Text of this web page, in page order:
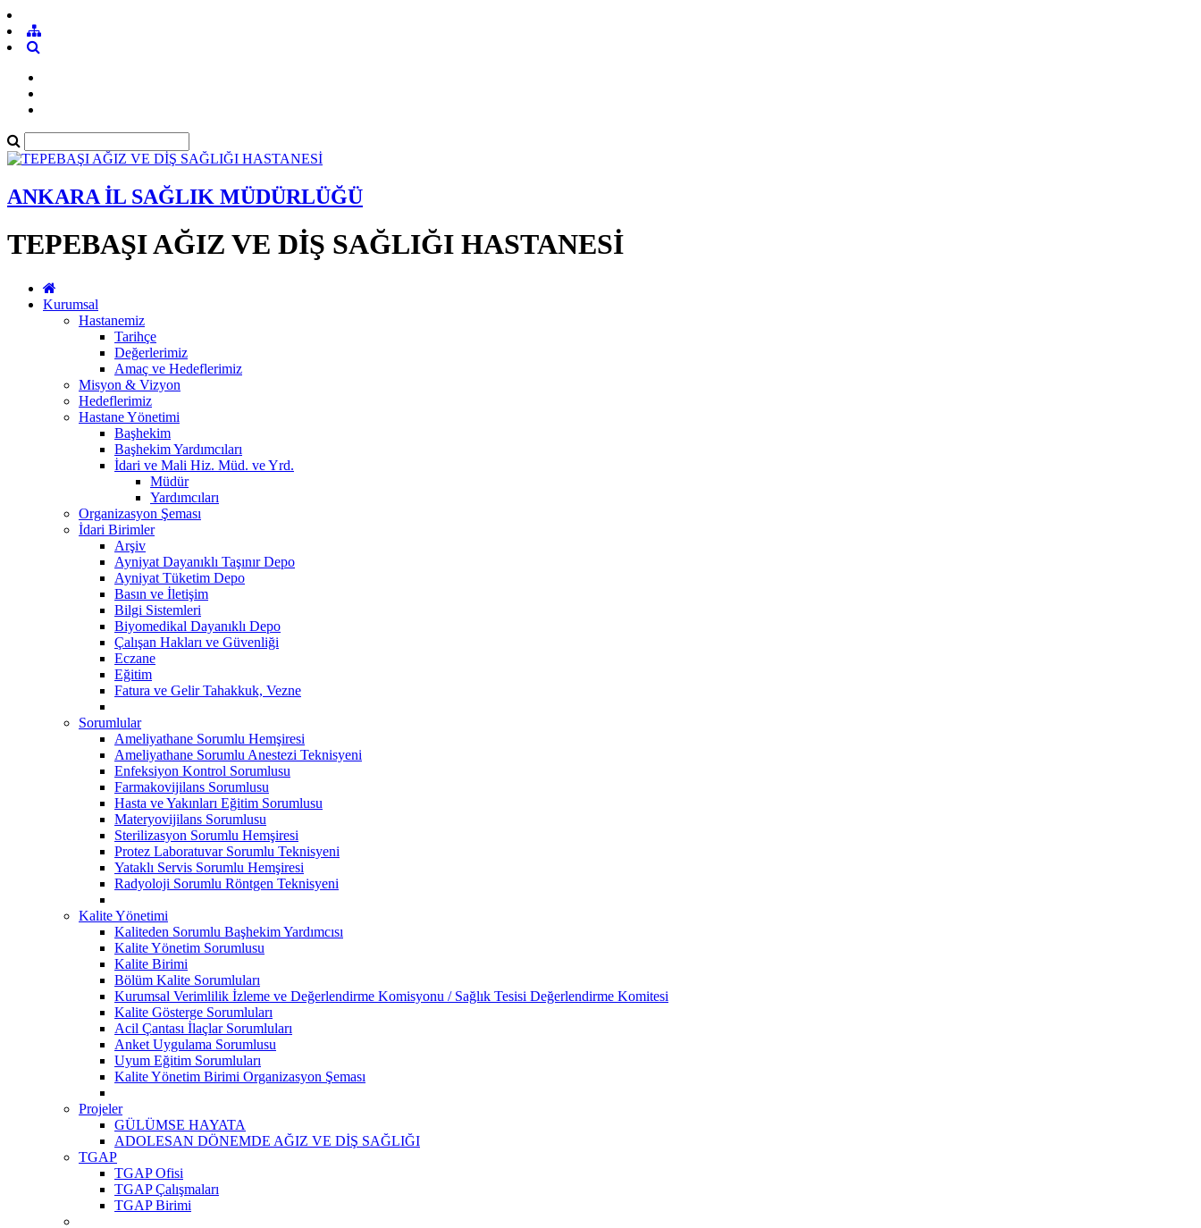
ANKARA İL SAĞLIK MÜDÜRLÜĞÜ
TEPEBAŞI AĞIZ VE DİŞ SAĞLIĞI HASTANESİ
Kurumsal
Hastanemiz
Tarihçe
Değerlerimiz
Amaç ve Hedeflerimiz
Misyon & Vizyon
Hedeflerimiz
Hastane Yönetimi
Başhekim
Başhekim Yardımcıları
İdari ve Mali Hiz. Müd. ve Yrd.
Müdür
Yardımcıları
Organizasyon Şeması
İdari Birimler
Arşiv
Ayniyat Dayanıklı Taşınır Depo
Ayniyat Tüketim Depo
Basın ve İletişim
Bilgi Sistemleri
Biyomedikal Dayanıklı Depo
Çalışan Hakları ve Güvenliği
Eczane
Eğitim
Fatura ve Gelir Tahakkuk, Vezne
Sorumlular
Ameliyathane Sorumlu Hemşiresi
Ameliyathane Sorumlu Anestezi Teknisyeni
Enfeksiyon Kontrol Sorumlusu
Farmakovijilans Sorumlusu
Hasta ve Yakınları Eğitim Sorumlusu
Materyovijilans Sorumlusu
Sterilizasyon Sorumlu Hemşiresi
Protez Laboratuvar Sorumlu Teknisyeni
Yataklı Servis Sorumlu Hemşiresi
Radyoloji Sorumlu Röntgen Teknisyeni
Kalite Yönetimi
Kaliteden Sorumlu Başhekim Yardımcısı
Kalite Yönetim Sorumlusu
Kalite Birimi
Bölüm Kalite Sorumluları
Kurumsal Verimlilik İzleme ve Değerlendirme Komisyonu / Sağlık Tesisi Değerlendirme Komitesi
Kalite Gösterge Sorumluları
Acil Çantası İlaçlar Sorumluları
Anket Uygulama Sorumlusu
Uyum Eğitim Sorumluları
Kalite Yönetim Birimi Organizasyon Şeması
Projeler
GÜLÜMSE HAYATA
ADOLESAN DÖNEMDE AĞIZ VE DİŞ SAĞLIĞI
TGAP
TGAP Ofisi
TGAP Çalışmaları
TGAP Birimi